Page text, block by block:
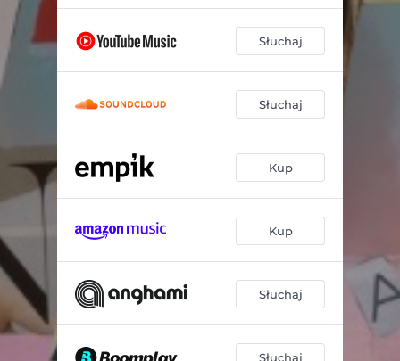
03:17
03:23
Oko 03:44
Wielki wóz 05:02
Juki
Słuchaj
Słuchaj
Kup
Kup
Słuchaj
Słuchaj